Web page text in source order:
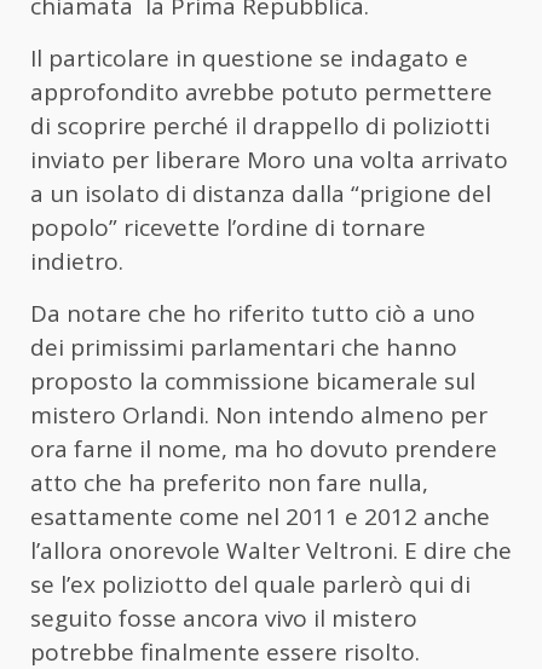
Il particolare in questione se indagato e
approfondito avrebbe potuto permettere
di scoprire perché il drappello di poliziotti
inviato per liberare Moro una volta arrivato
a un isolato di distanza dalla “prigione del
popolo” ricevette l’ordine di tornare
indietro.
Da notare che ho riferito tutto ciò a uno
dei primissimi parlamentari che hanno
proposto la commissione bicamerale sul
mistero Orlandi. Non intendo almeno per
ora farne il nome, ma ho dovuto prendere
atto che ha preferito non fare nulla,
esattamente come nel 2011 e 2012 anche
l’allora onorevole Walter Veltroni. E dire che
se l’ex poliziotto del quale parlerò qui di
seguito fosse ancora vivo il mistero
potrebbe finalmente essere risolto.